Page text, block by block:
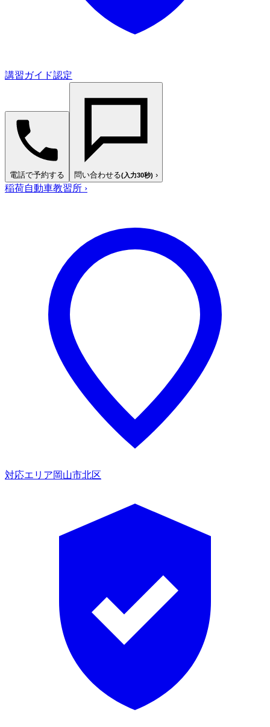
講習ガイド認定
電話で予約する 問い合わせる(入力30秒) ›
稲荷自動車教習所 ›
対応エリア岡山市北区